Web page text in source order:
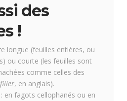
des
!
longue (feuilles entières, ou
ou courte (les feuilles sont
comme celles des
, en anglais).
en fagots cellophanés ou en